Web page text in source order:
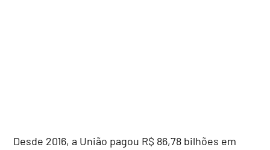
Desde 2016, a União pagou R$ 86,78 bilhões em